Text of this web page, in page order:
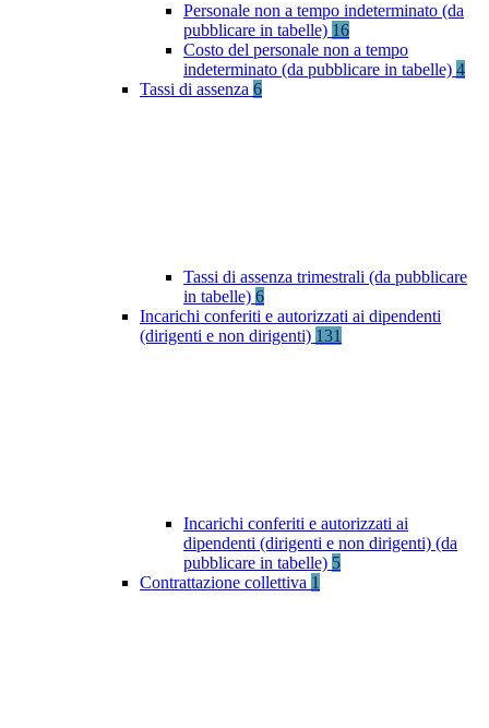
Personale non a tempo indeterminato (da
pubblicare in tabelle) 16
Costo del personale non a tempo
indeterminato (da pubblicare in tabelle) 4
Tassi di assenza 6
Tassi di assenza trimestrali (da pubblicare
in tabelle) 6
Incarichi conferiti e autorizzati ai dipendenti
(dirigenti e non dirigenti) 131
Incarichi conferiti e autorizzati ai
dipendenti (dirigenti e non dirigenti) (da
pubblicare in tabelle) 5
Contrattazione collettiva 1